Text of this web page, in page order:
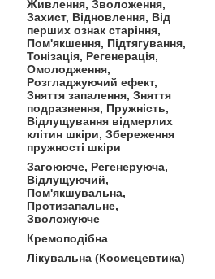
Живлення, Зволоження,
Захист, Відновлення, Від
перших ознак старіння,
Пом'якшення, Підтягування,
Тонізація, Регенерація,
Омолодження,
Розгладжуючий ефект,
Зняття запалення, Зняття
подразнення, Пружність,
Відлущування відмерлих
клітин шкіри, Збереження
пружності шкіри
Загоююче, Регенеруюча,
Відлущуючий,
Пом'якшувальна,
Протизапальне,
Зволожуюче
Кремоподібна
Лікувальна (Космецевтика)